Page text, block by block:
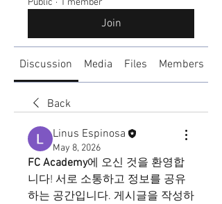
Public · 1 member
Join
Discussion Media Files Members
Back
Linus Espinosa
May 8, 2026
FC Academy에 오신 것을 환영합
니다! 서로 소통하고 정보를 공유
하는 공간입니다. 게시글을 작성하